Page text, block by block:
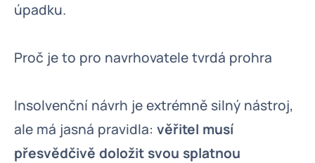
úpadku.
Proč je to pro navrhovatele tvrdá prohra
Insolvenční návrh je extrémně silný nástroj,
ale má jasná pravidla: věřitel musí
přesvědčivě doložit svou splatnou